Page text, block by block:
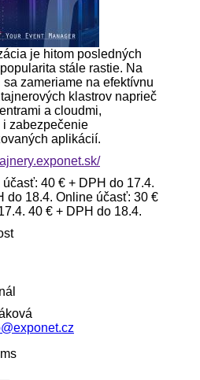
je hitom posledných
stále rastie. Na
sa zameriame na efektívnu
klastrov naprieč
a cloudmi,
zabezpečenie
aplikácií.
40 € + DPH do 17.4.
do 18.4. Online účasť: 30 €
40 € + DPH do 18.4.